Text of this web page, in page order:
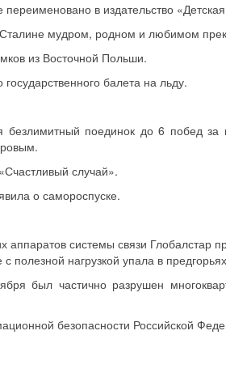
в издательство
мудром, родном и любимом
из Восточной Польши.
балета на льду.
поединок до 6 побед
случай».
о самороспуске.
аппаратов системы связи Глобалстар
полезной нагрузкой упала в
был частично разрушен
безопасности Российской